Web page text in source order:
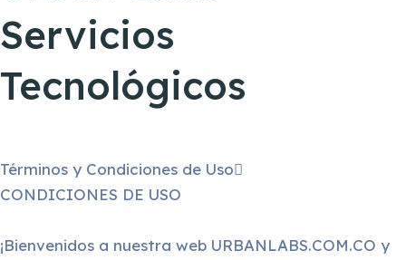
Servicios
Tecnológicos
Términos y Condiciones de Uso
CONDICIONES DE USO
¡Bienvenidos a nuestra web URBANLABS.COM.CO y